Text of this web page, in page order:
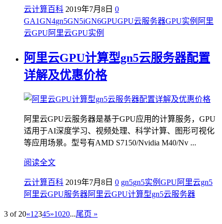
云计算百科 2019年7月8日 0
GA1GN4gn5GN5iGN6GPUGPU云服务器GPU实例 阿里
云GPU阿里云GPU实例
阿里云GPU计算型gn5云服务器配置
详解及优惠价格
阿里云GPU云服务器是基于GPU应用的计算服务，GPU
适用于AI深度学习、视频处理、科学计算、图形可视化
等应用场景。型号有AMD S7150/Nvidia M40/Nv ...
阅读全文
云计算百科 2019年7月8日 0 gn5gn5实例 GPU阿里云gn5
阿里云GPU服务器阿里云GPU计算型gn5云服务器
3 of 20«1 2345»1020...尾页 »